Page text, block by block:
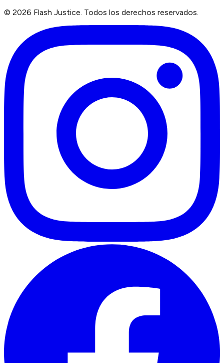
© 2026 Flash Justice. Todos los derechos reservados.